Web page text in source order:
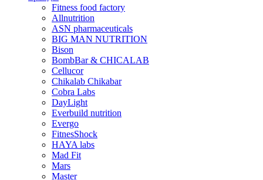
Fitness food factory
Allnutrition
ASN pharmaceuticals
BIG MAN NUTRITION
Bison
BombBar & CHICALAB
Cellucor
Chikalab Chikabar
Cobra Labs
DayLight
Everbuild nutrition
Evergo
FitnesShock
HAYA labs
Mad Fit
Mars
Master